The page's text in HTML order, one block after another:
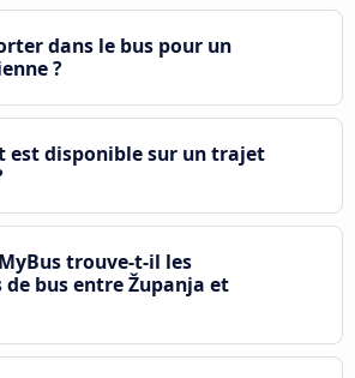
dans le bus pour un
?
est disponible sur un trajet
trouve-t-il les
bus entre Županja et